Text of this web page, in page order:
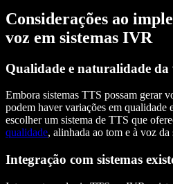
Considerações ao
voz em sistemas IVR
Qualidade e naturalidade da
Embora sistemas TTS possam gerar
podem haver variações em qualidade
escolher um sistema de TTS que
qualidade, alinhada ao tom e à voz da
Integração com sistemas